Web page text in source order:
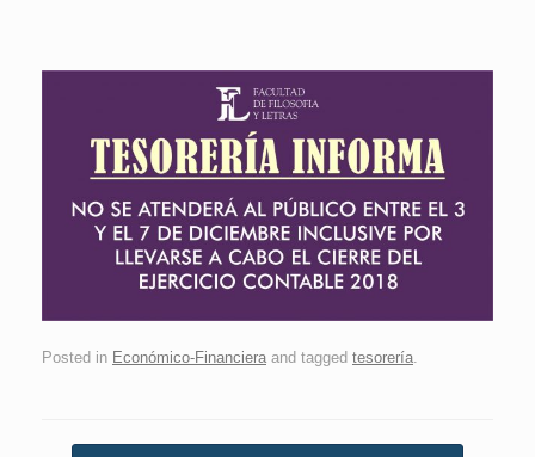
Posted in Económico-Financiera and tagged tesorería